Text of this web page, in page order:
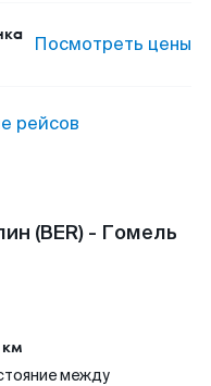
Посмотреть цены
рейсов
(BER) - Гомель
км
между